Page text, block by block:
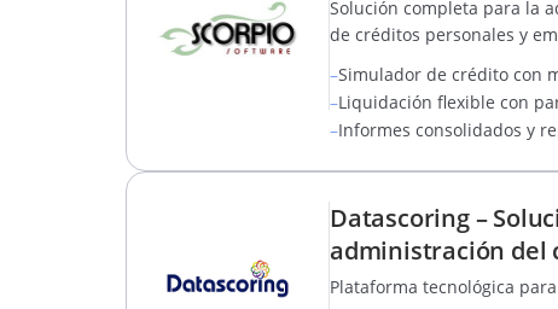
Solución completa para la
de créditos personales y
–Simulador de crédito con
–Liquidación flexible con
–Informes consolidados y
Datascoring –
administración del
Plataforma tecnológica